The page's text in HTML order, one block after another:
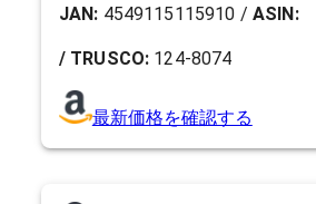
JAN: 4549115115910 / ASIN:
/ TRUSCO: 124-8074
最新価格を確認する